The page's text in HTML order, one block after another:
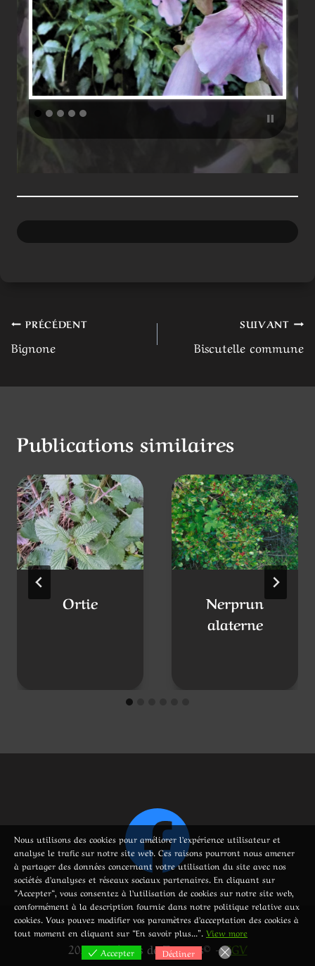
Navigation
de
l’article
PRÉCÉDENT
Bignone
SUIVANT
Biscutelle commune
Publications similaires
Ortie
Nerprun
alaterne
2023 - Délices de Tortues© -CGV
Nous utilisons des cookies pour améliorer l’expérience utilisateur et
analyse le trafic sur notre site web. Ces raisons pourront nous amener
à partager des données concernant votre utilisation du site avec nos
sociétés d’analyses et réseaux sociaux partenaires. En cliquant sur
“Accepter“, vous consentez à l’utilisation de cookies sur notre site web,
conformément à la description fournie dans notre politique relative aux
cookies. Vous pouvez modifier vos paramètres d’acceptation des cookies à
tout moment en cliquant sur “En savoir plus...”. View more
Accepter
Décliner